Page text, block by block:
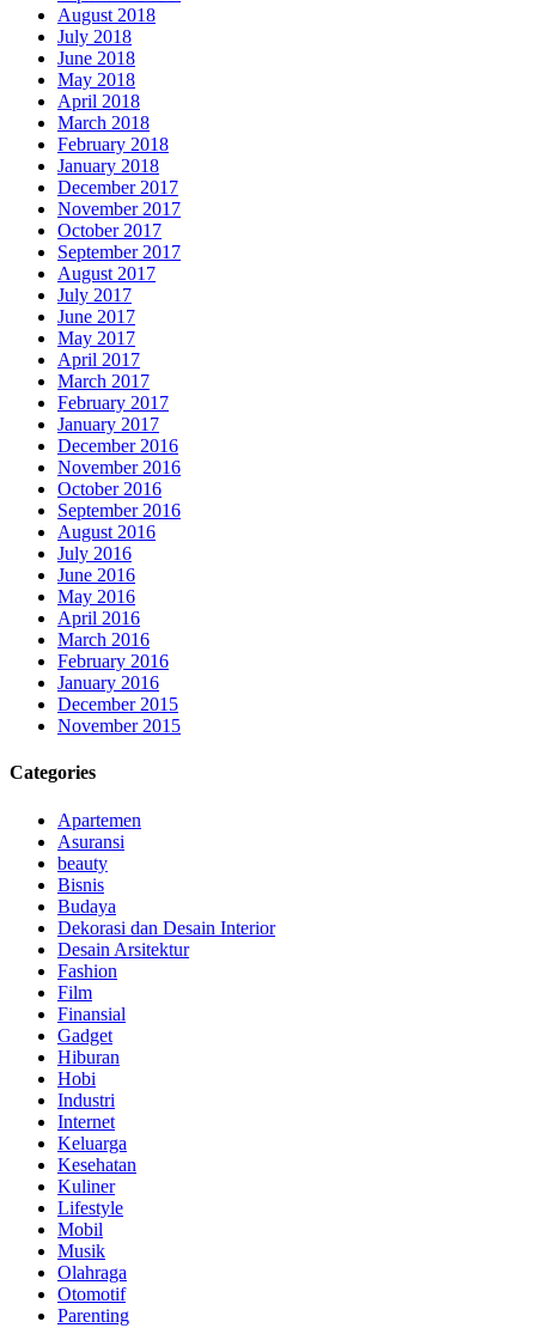
August 2018
July 2018
June 2018
May 2018
April 2018
March 2018
February 2018
January 2018
December 2017
November 2017
October 2017
September 2017
August 2017
July 2017
June 2017
May 2017
April 2017
March 2017
February 2017
January 2017
December 2016
November 2016
October 2016
September 2016
August 2016
July 2016
June 2016
May 2016
April 2016
March 2016
February 2016
January 2016
December 2015
November 2015
Categories
Apartemen
Asuransi
beauty
Bisnis
Budaya
Dekorasi dan Desain Interior
Desain Arsitektur
Fashion
Film
Finansial
Gadget
Hiburan
Hobi
Industri
Internet
Keluarga
Kesehatan
Kuliner
Lifestyle
Mobil
Musik
Olahraga
Otomotif
Parenting